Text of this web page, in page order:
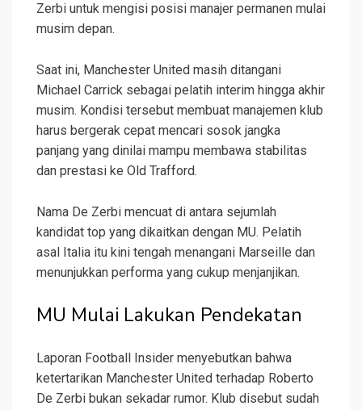
Zerbi untuk mengisi posisi manajer permanen mulai
musim depan.
Saat ini, Manchester United masih ditangani
Michael Carrick sebagai pelatih interim hingga akhir
musim. Kondisi tersebut membuat manajemen klub
harus bergerak cepat mencari sosok jangka
panjang yang dinilai mampu membawa stabilitas
dan prestasi ke Old Trafford.
Nama De Zerbi mencuat di antara sejumlah
kandidat top yang dikaitkan dengan MU. Pelatih
asal Italia itu kini tengah menangani Marseille dan
menunjukkan performa yang cukup menjanjikan.
MU Mulai Lakukan Pendekatan
Laporan Football Insider menyebutkan bahwa
ketertarikan Manchester United terhadap Roberto
De Zerbi bukan sekadar rumor. Klub disebut sudah